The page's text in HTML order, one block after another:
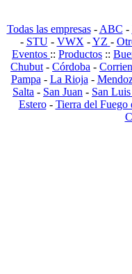
Todas las empresas- ABC -
- STU- VWX -YZ -
Eventos :: Productos ::
Chubut - Córdoba -
Pampa - La Rioja -
Salta - San Juan - San Luis
Estero- Tierra del Fuego